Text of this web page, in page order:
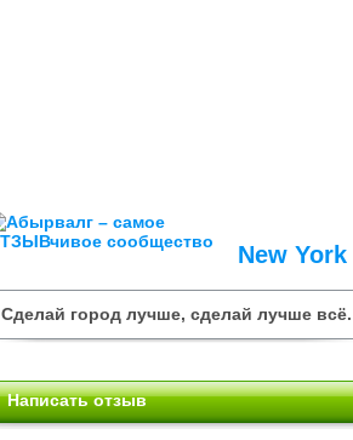
New York
Сделай город лучше, сделай лучше всё.
Написать отзыв